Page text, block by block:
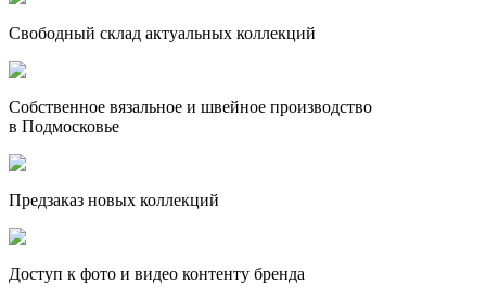
Свободный склад актуальных коллекций
Собственное вязальное и швейное производство
в Подмосковье
Предзаказ новых коллекций
Доступ к фото и видео контенту бренда